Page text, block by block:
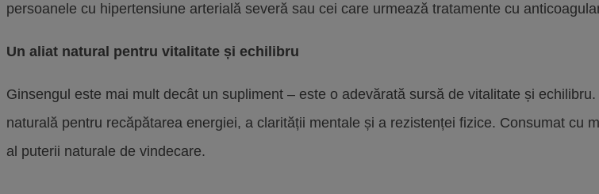
persoanele cu hipertensiune arterială severă sau cei care urmează tratamente cu
Un aliat natural pentru vitalitate și echilibru
Ginsengul este mai mult decât un supliment – este o adevărată sursă de vitalitate și
naturală pentru recăpătarea energiei, a clarității mentale și a rezistenței fizice. Consumat cu
al puterii naturale de vindecare.